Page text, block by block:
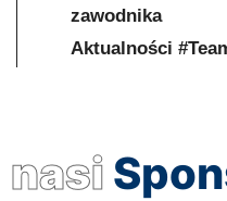
zawodnika
Aktualności
nasi